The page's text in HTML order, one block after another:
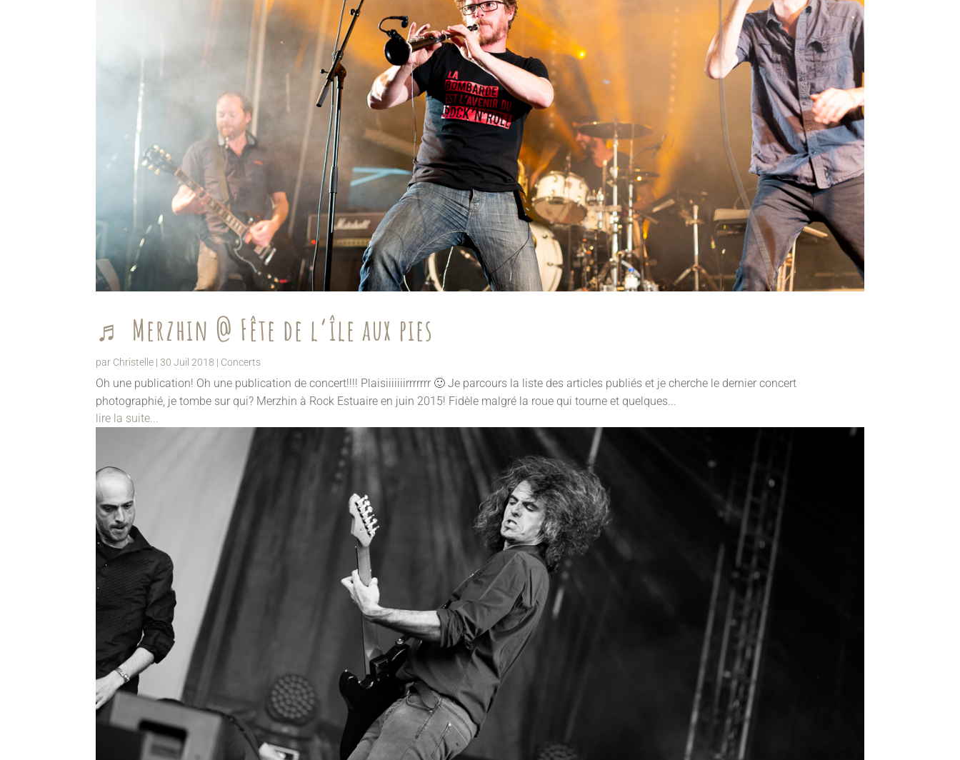
♬ Merzhin @ Fête de l’île aux pies
par Christelle |30 Juil 2018 | Concerts
Oh une publication! Oh une publication de concert!!!! Plaisiiiiiiirrrrrrr 🙂 Je parcours la liste des articles publiés et je cherche le dernier concert
photographié, je tombe sur qui? Merzhin à Rock Estuaire en juin 2015! Fidèle malgré la roue qui tourne et quelques...
lire la suite...